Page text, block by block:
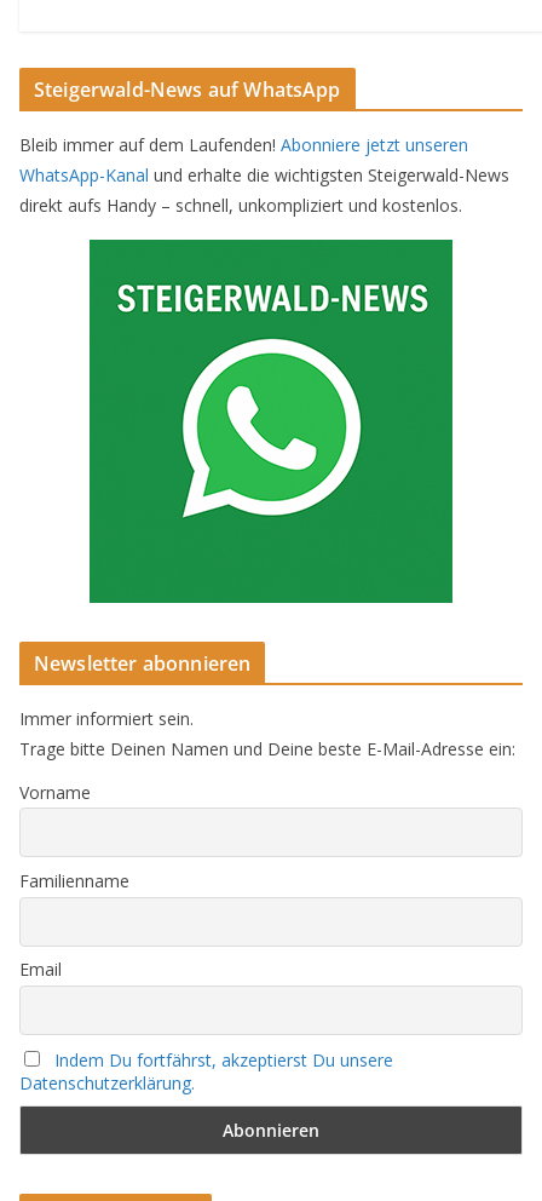
Steigerwald-News auf WhatsApp
Bleib immer auf dem Laufenden! Abonniere jetzt unseren
WhatsApp-Kanal und erhalte die wichtigsten Steigerwald-News
direkt aufs Handy – schnell, unkompliziert und kostenlos.
Newsletter abonnieren
Immer informiert sein.
Trage bitte Deinen Namen und Deine beste E-Mail-Adresse ein:
Vorname
Familienname
Email
Indem Du fortfährst, akzeptierst Du unsere
Datenschutzerklärung.